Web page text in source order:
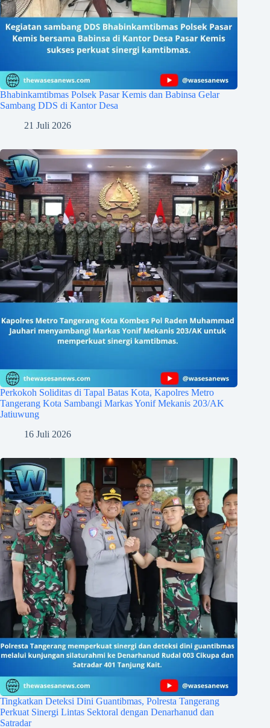
Bhabinkamtibmas Polsek Pasar Kemis dan Babinsa Gelar
Sambang DDS di Kantor Desa
21 Juli 2026
Perkokoh Soliditas di Tapal Batas Kota, Kapolres Metro
Tangerang Kota Sambangi Markas Yonif Mekanis 203/AK
Jatiuwung
16 Juli 2026
Tingkatkan Deteksi Dini Guantibmas, Polresta Tangerang
Perkuat Sinergi Lintas Sektoral dengan Denarhanud dan
Satradar